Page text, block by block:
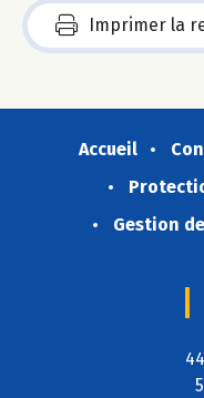
Imprimer la
Accueil
Gestion